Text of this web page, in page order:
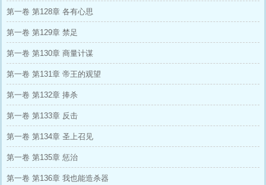
第一卷 第128章 各有心思
第一卷 第129章 禁足
第一卷 第130章 商量计谋
第一卷 第131章 帝王的观望
第一卷 第132章 捧杀
第一卷 第133章 反击
第一卷 第134章 圣上召见
第一卷 第135章 惩治
第一卷 第136章 我也能造杀器